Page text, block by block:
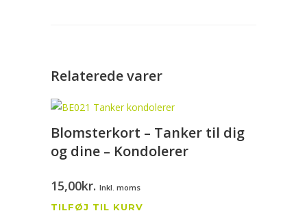
Relaterede varer
Blomsterkort – Tanker til dig
og dine – Kondolerer
15,00kr. Inkl. moms
TILFØJ TIL KURV